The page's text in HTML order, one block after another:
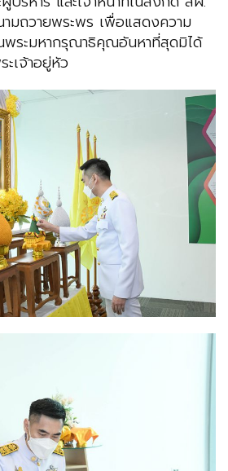
ามถวายพระพร เพื่อแสดงความ
พระมหากรุณาธิคุณอันหาที่สุดมิได้
เจ้าอยู่หัว